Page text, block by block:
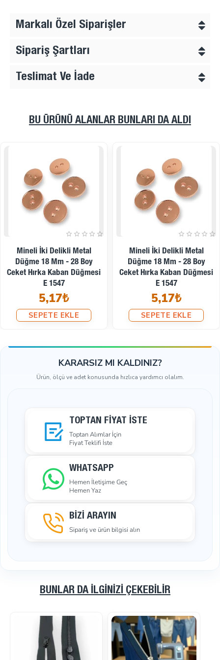
Markalı Özel Siparişler
Sipariş Şartları
Teslimat Ve İade
BU ÜRÜNÜ ALANLAR BUNLARI DA ALDI
Mineli İki Delikli Metal
Düğme 18 Mm - 28 Boy
Ceket Hırka Kaban Düğmesi
E 1547
5,17₺
SEPETE EKLE
Mineli İki Delikli Metal
Düğme 18 Mm - 28 Boy
Ceket Hırka Kaban Düğmesi
E 1547
5,17₺
SEPETE EKLE
KARARSIZ MI KALDINIZ?
Ürün, ölçü ve adet konusunda hızlıca yardımcı olalım.
TOPTAN FIYAT İSTE
Toptan Alımlar İçin
Fiyat Teklifi İste
WHATSAPP
Hemen İletişime Geç
Hemen Yaz
BİZİ ARAYIN
Sipariş ve ürün bilgisi alın
BUNLAR DA İLGINIZI ÇEKEBILIR